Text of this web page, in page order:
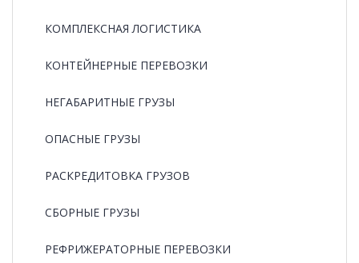
КОМПЛЕКСНАЯ ЛОГИСТИКА
КОНТЕЙНЕРНЫЕ ПЕРЕВОЗКИ
НЕГАБАРИТНЫЕ ГРУЗЫ
ОПАСНЫЕ ГРУЗЫ
РАCКРЕДИТОВКА ГРУЗОВ
СБОРНЫЕ ГРУЗЫ
РЕФРИЖЕРАТОРНЫЕ ПЕРЕВОЗКИ